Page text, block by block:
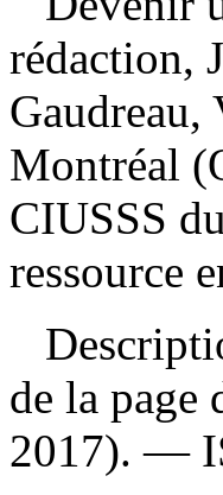
rédaction,
Montréal
CIUSSS
ressource
de la
2017). —